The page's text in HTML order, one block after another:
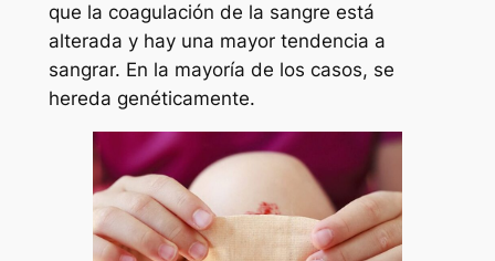
que la coagulación de la sangre está
alterada y hay una mayor tendencia a
sangrar. En la mayoría de los casos, se
hereda genéticamente.